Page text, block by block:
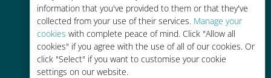
information that you've provided to them or that they've
collected from your use of their services. Manage your
cookies with complete peace of mind. Click "Allow all
cookies" if you agree with the use of all of our cookies. Or
click "Select" if you want to customise your cookie
settings on our website.
即時性
数分以内でQRコードがメールで届